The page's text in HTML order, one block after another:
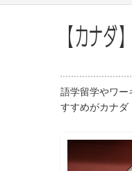
【カナ
語学留学やワー
すすめがカナ